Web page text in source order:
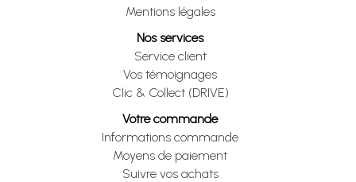
Mentions légales
Nos services
Service client
Vos témoignages
Clic & Collect (DRIVE)
Votre commande
Informations commande
Moyens de paiement
Suivre vos achats